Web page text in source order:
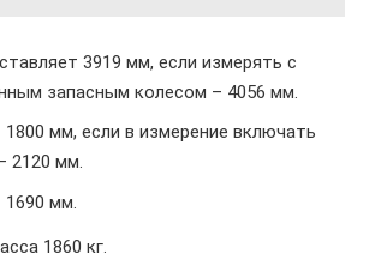
3919 мм, если измерять с
запасным колесом – 4056 мм.
мм, если в измерение включать
2120 мм.
мм.
1860 кг.